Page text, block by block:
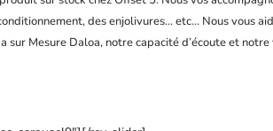
des enjolivures… etc… Nous vous
sur Mesure Daloa, notre capacité d’écoute et